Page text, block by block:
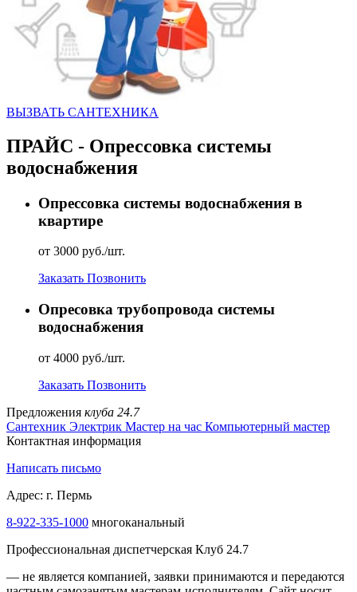
ВЫЗВАТЬ CАНТЕХНИКА
ПРАЙС - Опрессовка системы
водоснабжения
Опрессовка системы водоснабжения в
квартире
от 3000 руб./шт.
Заказать Позвонить
Опресовка трубопровода системы
водоснабжения
от 4000 руб./шт.
Заказать Позвонить
Предложения клуба 24.7
Сантехник Электрик Мастер на час Компьютерный мастер
Контактная информация
Написать письмо
Адрес: г. Пермь
8-922-335-1000 многоканальный
Профессиональная диспетчерская Клуб 24.7
— не является компанией, заявки принимаются и передаются